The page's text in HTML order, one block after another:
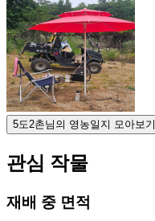
5도2촌님의 영농일지 모아보기
관심 작물
재배 중 면적